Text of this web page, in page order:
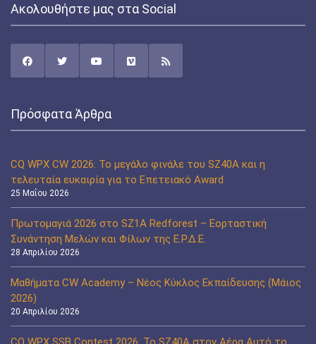
Ακολουθήστε μας στα Social
Πρόσφατα Άρθρα
CQ WPX CW 2026: Το μεγάλο φινάλε του SZ40A και η
τελευταία ευκαιρία για το Επετειακό Award
25 Μαΐου 2026
Πρωτομαγιά 2026 στο SZ1A Redforest – Εορταστική
Συνάντηση Μελών και Φίλων της Ε.Ρ.Δ.Ε.
28 Απριλίου 2026
Μαθήματα CW Academy – Νέος Κύκλος Εκπαίδευσης (Μάιος
2026)
20 Απριλίου 2026